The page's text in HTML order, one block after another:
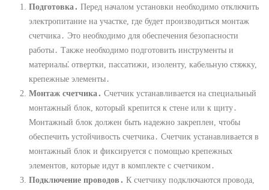
Подготовка․ Перед началом установки необходимо отключить
электропитание на участке, где будет производиться монтаж
счетчика․ Это необходимо для обеспечения безопасности
работы․ Также необходимо подготовить инструменты и
материалы⁚ отвертки, пассатижи, изоленту, кабельную стяжку,
крепежные элементы․
Монтаж счетчика․ Счетчик устанавливается на специальный
монтажный блок, который крепится к стене или к щиту․
Монтажный блок должен быть надежно закреплен, чтобы
обеспечить устойчивость счетчика․ Счетчик устанавливается в
монтажный блок и фиксируется с помощью крепежных
элементов, которые идут в комплекте с счетчиком․
Подключение проводов․ К счетчику подключаются провода,